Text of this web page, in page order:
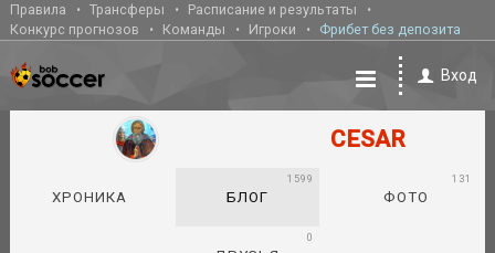
Правила Трансферы
Расписание и результаты
Конкурс прогнозов
Команды Игроки Фрибет без депозита
Вход
CESAR
ХРОНИКА БЛОГ
1599
ФОТО
131
0